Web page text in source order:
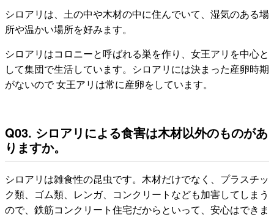
シロアリは、土の中や木材の中に住んでいて、湿気のある場
所や温かい場所を好みます。
シロアリはコロニーと呼ばれる巣を作り、女王アリを中心と
して集団で生活しています。シロアリには決まった産卵時期
がないので 女王アリは常に産卵をしています。
Q03. シロアリによる食害は木材以外のものがあ
りますか。
シロアリは雑食性の昆虫です。木材だけでなく、プラスチッ
ク類、ゴム類、レンガ、コンクリートなども加害してしまう
ので、鉄筋コンクリート住宅だからといって、安心はできま